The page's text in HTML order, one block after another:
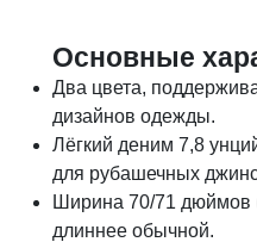
Основные
Два цвета,
дизайнов одежды.
Лёгкий деним 7,8
для рубашечных
Ширина 70/71 дюймов
длиннее обычной.